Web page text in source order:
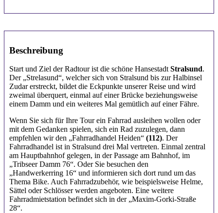
Beschreibung
Start und Ziel der Radtour ist die schöne Hansestadt Stralsund.
Der „Strelasund“, welcher sich von Stralsund bis zur Halbinsel
Zudar erstreckt, bildet die Eckpunkte unserer Reise und wird
zweimal überquert, einmal auf einer Brücke beziehungsweise
einem Damm und ein weiteres Mal gemütlich auf einer Fähre.
Wenn Sie sich für Ihre Tour ein Fahrrad ausleihen wollen oder
mit dem Gedanken spielen, sich ein Rad zuzulegen, dann
empfehlen wir den „Fahrradhandel Heiden“ (112). Der
Fahrradhandel ist in Stralsund drei Mal vertreten. Einmal zentral
am Hauptbahnhof gelegen, in der Passage am Bahnhof, im
„Tribseer Damm 76“. Oder Sie besuchen den
„Handwerkerring 16“ und informieren sich dort rund um das
Thema Bike. Auch Fahrradzubehör, wie beispielsweise Helme,
Sättel oder Schlösser werden angeboten. Eine weitere
Fahrradmietstation befindet sich in der „Maxim-Gorki-Straße
28“.